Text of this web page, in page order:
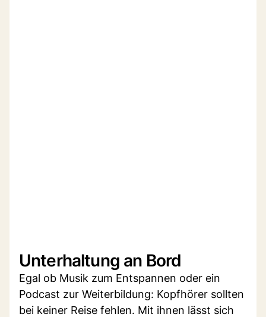
Unterhaltung an Bord
Egal ob Musik zum Entspannen oder ein
Podcast zur Weiterbildung: Kopfhörer sollten
bei keiner Reise fehlen. Mit ihnen lässt sich